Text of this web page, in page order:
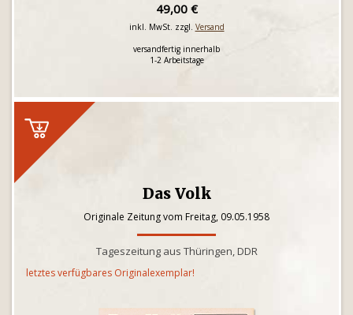
49,00 €
inkl. MwSt. zzgl. Versand
versandfertig innerhalb
1-2 Arbeitstage
Das Volk
Originale Zeitung vom Freitag, 09.05.1958
Tageszeitung aus Thüringen, DDR
letztes verfügbares Originalexemplar!